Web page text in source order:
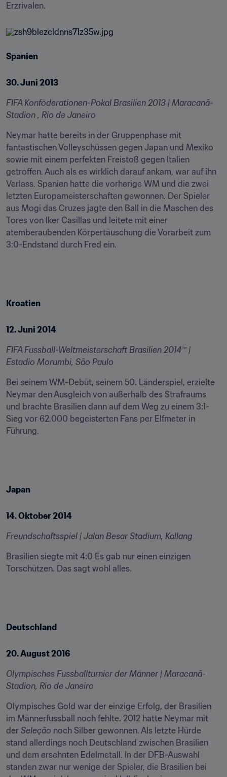
Erzrivalen.
Spanien
30. Juni 2013
FIFA Konföderationen-Pokal Brasilien 2013 | Maracanã-
Stadion , Rio de Janeiro
Neymar hatte bereits in der Gruppenphase mit
fantastischen Volleyschüssen gegen Japan und Mexiko
sowie mit einem perfekten Freistoß gegen Italien
getroffen. Auch als es wirklich darauf ankam, war auf ihn
Verlass. Spanien hatte die vorherige WM und die zwei
letzten Europameisterschaften gewonnen. Der Spieler
aus Mogi das Cruzes jagte den Ball in die Maschen des
Tores von Iker Casillas und leitete mit einer
atemberaubenden Körpertäuschung die Vorarbeit zum
3:0-Endstand durch Fred ein.
Kroatien
12. Juni 2014
FIFA Fussball-Weltmeisterschaft Brasilien 2014™ |
Estadio Morumbi, São Paulo
Bei seinem WM-Debüt, seinem 50. Länderspiel, erzielte
Neymar den Ausgleich von außerhalb des Strafraums
und brachte Brasilien dann auf dem Weg zu einem 3:1-
Sieg vor 62.000 begeisterten Fans per Elfmeter in
Führung.
Japan
14. Oktober 2014
Freundschaftsspiel | Jalan Besar Stadium, Kallang
Brasilien siegte mit 4:0 Es gab nur einen einzigen
Torschützen. Das sagt wohl alles.
Deutschland
20. August 2016
Olympisches Fussballturnier der Männer | Maracanã-
Stadion, Rio de Janeiro
Olympisches Gold war der einzige Erfolg, der Brasilien
im Männerfussball noch fehlte. 2012 hatte Neymar mit
der Seleção noch Silber gewonnen. Als letzte Hürde
stand allerdings noch Deutschland zwischen Brasilien
und dem ersehnten Edelmetall. In der DFB-Auswahl
standen zwar nur wenige der Spieler, die Brasilien bei